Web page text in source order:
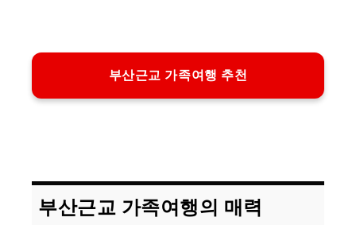
부산근교 가족여행 추천
부산근교 가족여행의 매력